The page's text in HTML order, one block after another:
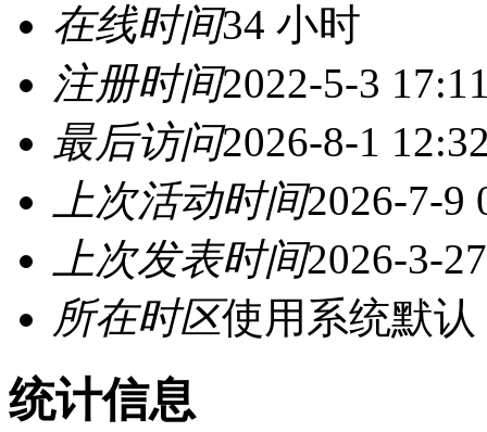
在线时间34 小时
注册时间2022-5-3
最后访问2026-8-1
上次活动时间2026-7-9
上次发表时间2026-3-
所在时区使用系统默认
统计信息